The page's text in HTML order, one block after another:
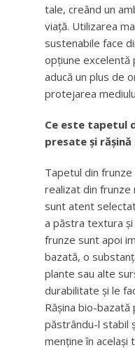
tale, creând un
viață. Utilizarea
sustenabile face
opțiune excelentă
aducă un plus de
protejarea
Ce este tapetul
presate și
Tapetul din
realizat din frunze
sunt atent
a păstra textura și
frunze sunt apoi
bazată, o
plante sau alte
durabilitate și le
Rășina bio-
păstrându-l stabil
menține în același